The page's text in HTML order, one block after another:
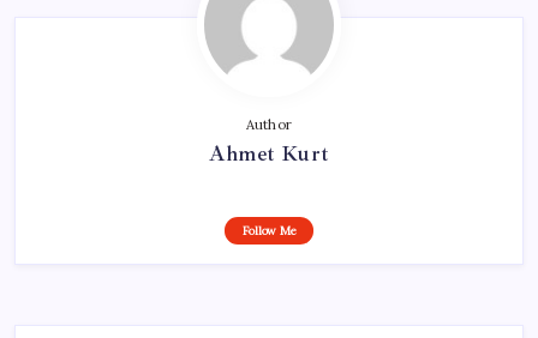
Author
Ahmet Kurt
Follow Me